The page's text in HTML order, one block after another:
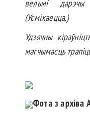
вельмі
(Усміхаецца.)
Удзячны
магчымасць
Фота з архіва